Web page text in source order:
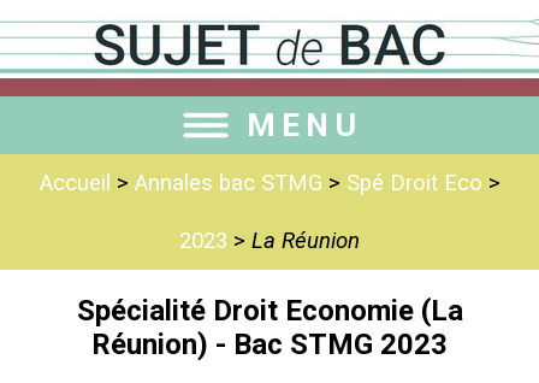
MENU
Accueil > Annales bac STMG > Spé Droit Eco >
2023 > La Réunion
Spécialité Droit Economie (La
Réunion) - Bac STMG 2023